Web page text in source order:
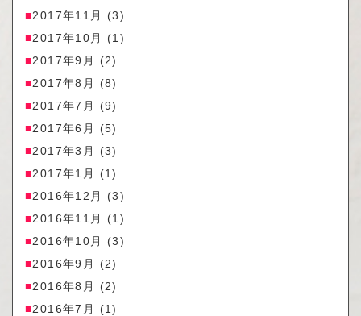
2017年11月
(3)
2017年10月
(1)
2017年9月
(2)
2017年8月
(8)
2017年7月
(9)
2017年6月
(5)
2017年3月
(3)
2017年1月
(1)
2016年12月
(3)
2016年11月
(1)
2016年10月
(3)
2016年9月
(2)
2016年8月
(2)
2016年7月
(1)